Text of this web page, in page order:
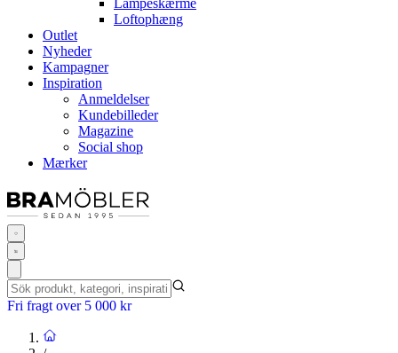
Lampeskærme
Loftophæng
Outlet
Nyheder
Kampagner
Inspiration
Anmeldelser
Kundebilleder
Magazine
Social shop
Mærker
Fri fragt over 5 000 kr